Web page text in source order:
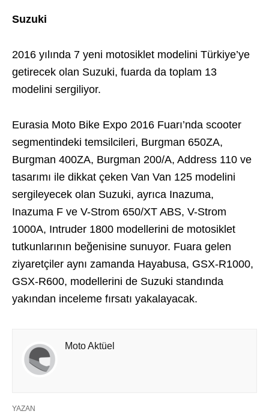
Suzuki
2016 yılında 7 yeni motosiklet modelini Türkiye’ye
getirecek olan Suzuki, fuarda da toplam 13
modelini sergiliyor.
Eurasia Moto Bike Expo 2016 Fuarı’nda scooter
segmentindeki temsilcileri, Burgman 650ZA,
Burgman 400ZA, Burgman 200/A, Address 110 ve
tasarımı ile dikkat çeken Van Van 125 modelini
sergileyecek olan Suzuki, ayrıca Inazuma,
Inazuma F ve V-Strom 650/XT ABS, V-Strom
1000A, Intruder 1800 modellerini de motosiklet
tutkunlarının beğenisine sunuyor. Fuara gelen
ziyaretçiler aynı zamanda Hayabusa, GSX-R1000,
GSX-R600, modellerini de Suzuki standında
yakından inceleme fırsatı yakalayacak.
Moto Aktüel
YAZAN